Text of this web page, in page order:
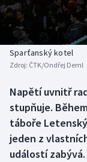
Basketbal
Biatlon
Box
Curling
Historické
Aplikace ČT
Sparťanský kotel
Zdroj: ČTK/Ondřej Deml
Napětí uvnitř
stupňuje.
táboře
jeden z
událostí zabývá.